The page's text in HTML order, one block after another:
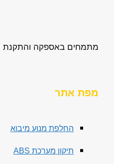
מתמחים באספקה והתקנת
מפת אתר
החלפת מנוע מיבוא
תיקון מערכת ABS